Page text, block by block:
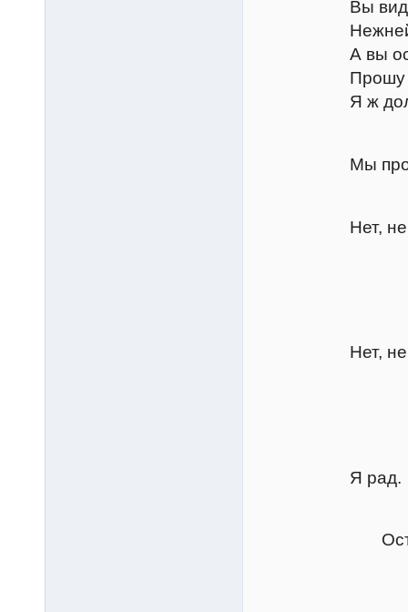
Вы видели,
Нежнейшей,
А вы
Прошу вас
Я ж должен
Мы просим
Нет, не
Нет,
Я рад.